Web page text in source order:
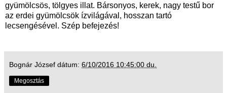
gyümölcsös, tölgyes illat. Bársonyos, kerek, nagy testű bor
az erdei gyümölcsök ízvilágával, hosszan tartó
lecsengésével. Szép befejezés!
Bognár József dátum: 6/10/2016 10:45:00 du.
Megosztás